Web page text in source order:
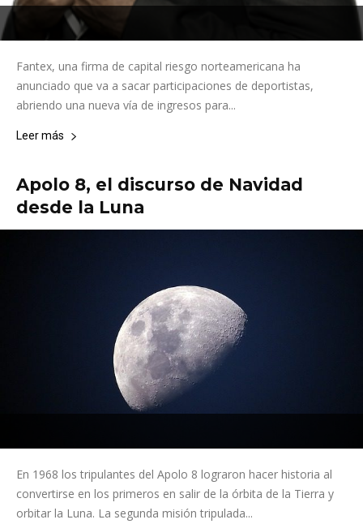
Fantex, una firma de capital riesgo norteamericana ha
anunciado que va a sacar participaciones de deportistas,
abriendo una nueva vía de ingresos para...
Leer más
Apolo 8, el discurso de Navidad
desde la Luna
En 1968 los tripulantes del Apolo 8 lograron hacer historia al
convertirse en los primeros en salir de la órbita de la Tierra y
orbitar la Luna. La segunda misión tripulada...